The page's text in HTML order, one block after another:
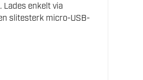
enkelt via
slitesterk micro-USB-